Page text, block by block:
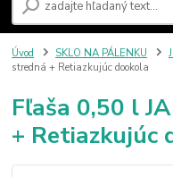
Úvod SKLO NA PÁLENKU
stredná + Retiazkujúc dookola
Fľaša 0,50 l
+ Retiazkujúc